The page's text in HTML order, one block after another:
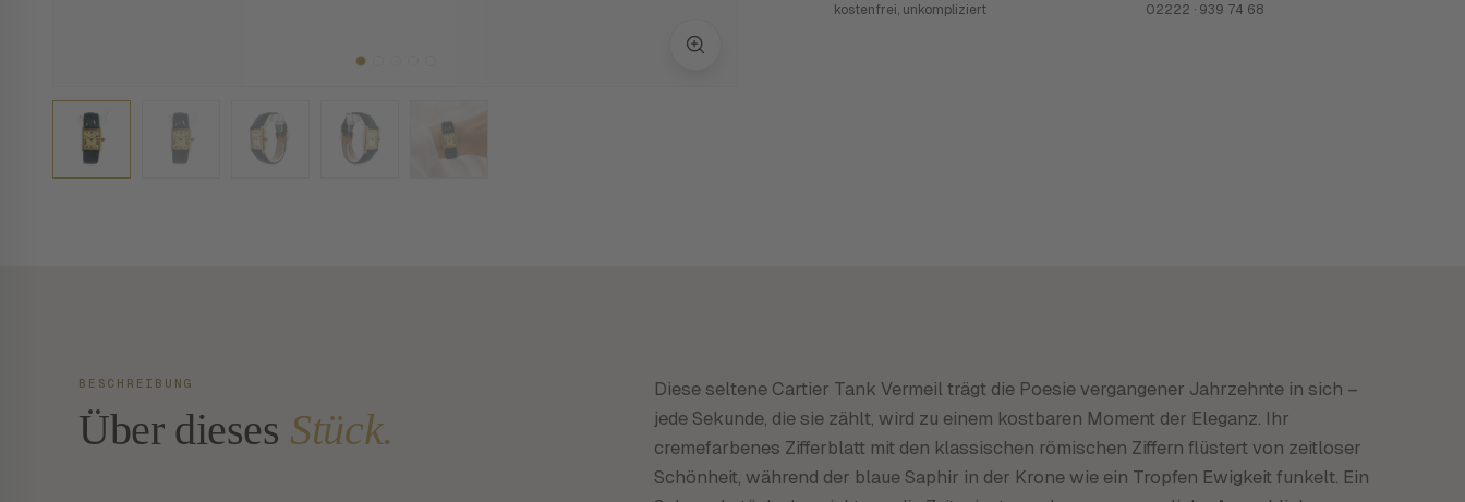
kostenfrei, unkompliziert 02222 · 939 74 68
BESCHREIBUNG
Über dieses Stück.
Diese seltene Cartier Tank Vermeil trägt die Poesie vergangener Jahrzehnte in sich –
jede Sekunde, die sie zählt, wird zu einem kostbaren Moment der Eleganz. Ihr
cremefarbenes Zifferblatt mit den klassischen römischen Ziffern flüstert von zeitloser
Schönheit, während der blaue Saphir in der Krone wie ein Tropfen Ewigkeit funkelt. Ein